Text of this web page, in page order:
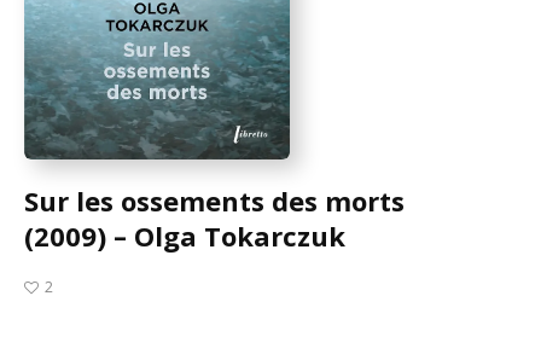
Sur les ossements des morts
(2009) – Olga Tokarczuk
2